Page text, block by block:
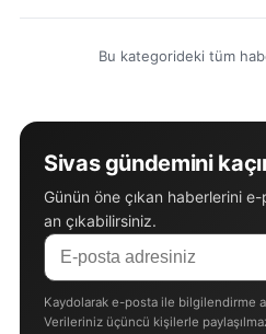
Bu kategorideki tüm
Sivas gündemini
Günün öne çıkan haberlerini
an çıkabilirsiniz.
Kaydolarak e-posta ile bilgilendirme
Verileriniz üçüncü kişilerle